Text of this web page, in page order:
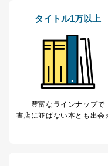
タイトル1万以上
豊富なラインナップで
書店に並ばない本とも出会